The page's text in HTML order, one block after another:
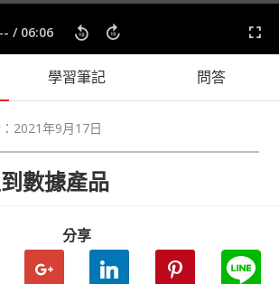
程式設計
資料專案
問答 學習筆記 會員(14) 課程介
/ 06:06
學習筆記 問答
2021年9月17日
數據產品
分享